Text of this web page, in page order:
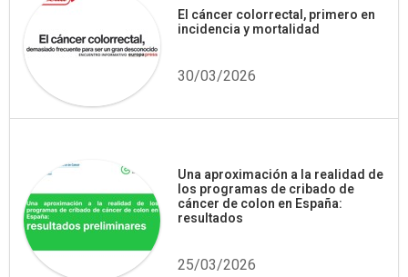
El cáncer colorrectal, primero en
incidencia y mortalidad
30/03/2026
Una aproximación a la realidad de
los programas de cribado de
cáncer de colon en España:
resultados
25/03/2026